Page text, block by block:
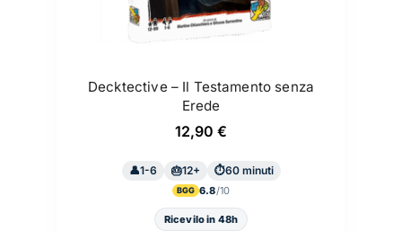
Decktective – Il Testamento senza
Erede
12,90 €
1-6 12+ 60 minuti
BGG 6.8
Ricevilo in 48h